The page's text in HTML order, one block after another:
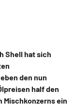
Shell hat sich
den nun
half den
ein